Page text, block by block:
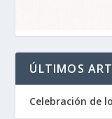
ÚLTIMOS
Celebración de